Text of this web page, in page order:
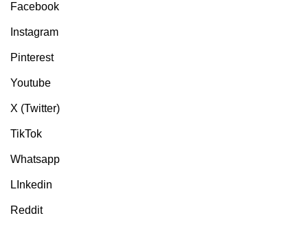
Facebook
Instagram
Pinterest
Youtube
X (Twitter)
TikTok
Whatsapp
LInkedin
Reddit